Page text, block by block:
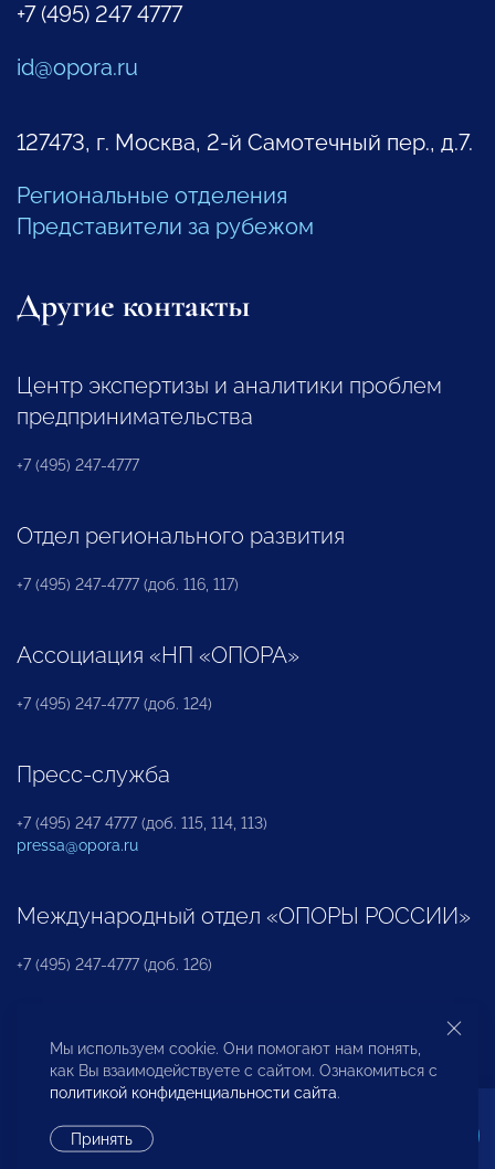
+7 (495) 247 4777
id@opora.ru
127473, г. Москва, 2-й Самотечный пер., д.7.
Региональные отделения
Представители за рубежом
Другие контакты
Центр экспертизы и аналитики проблем
предпринимательства
+7 (495) 247-4777
Отдел регионального развития
+7 (495) 247-4777 (доб. 116, 117)
Ассоциация «НП «ОПОРА»
+7 (495) 247-4777 (доб. 124)
Пресс-служба
+7 (495) 247 4777 (доб. 115, 114, 113)
pressa@opora.ru
Международный отдел «ОПОРЫ РОССИИ»
+7 (495) 247-4777 (доб. 126)
Бюро по защите прав предпринимателей и
инвесторов
Мы используем cookie. Они помогают нам понять,
как Вы взаимодействуете с сайтом. Ознакомиться с
политикой конфиденциальности сайта.
Принять